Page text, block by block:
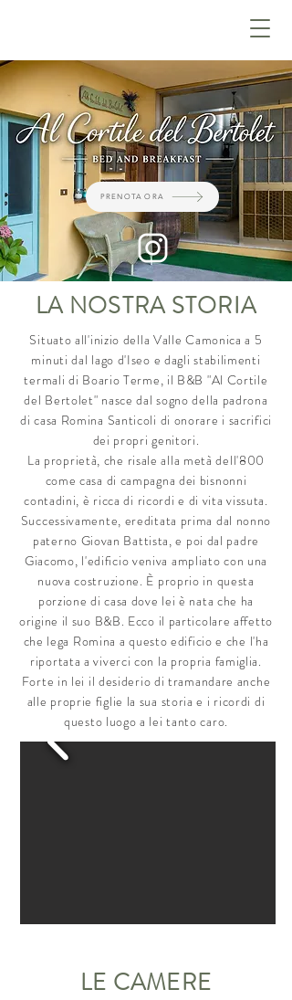
PRENOTA ORA
LA NOSTRA STORIA
Situato all'inizio della Valle Camonica a 5
minuti dal lago d'Iseo e dagli stabilimenti
termali di Boario Terme, il B&B "Al Cortile
del Bertolet" nasce dal sogno della padrona
di casa Romina Santicoli di onorare i sacrifici
dei propri genitori.
La proprietà, che risale alla metà dell'800
come casa di campagna dei bisnonni
contadini, è ricca di ricordi e di vita vissuta.
Successivamente, ereditata prima dal nonno
paterno Giovan Battista, e poi dal padre
Giacomo, l'edificio veniva ampliato con una
nuova costruzione. È proprio in questa
porzione di casa dove lei è nata che ha
origine il suo B&B. Ecco il particolare affetto
che lega Romina a questo edificio e che l'ha
riportata a viverci con la propria famiglia.
Forte in lei il desiderio di tramandare anche
alle proprie figlie la sua storia e i ricordi di
questo luogo a lei tanto caro.
LE CAMERE